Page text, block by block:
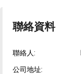
聯絡資料
聯絡人:
公司地址: